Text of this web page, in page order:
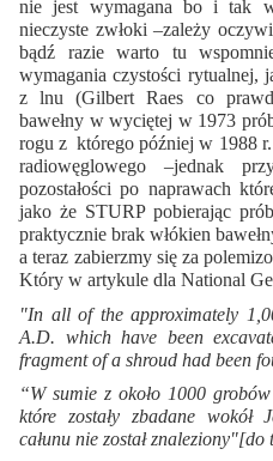
nie jest wymagana bo i tak
nieczyste zwłoki –zależy
bądź razie warto tu
wymagania czystości rytualnej,
z lnu (Gilbert Raes co
bawełny w wyciętej w 1973
rogu z którego później w 1988
radiowęglowego –jednak
pozostałości po naprawach
jako że STURP pobierając
praktycznie brak włókien
a teraz zabierzmy się za
Który w artykule dla National
"In all of the approximately
A.D. which have been
fragment of a shroud had been
“W sumie z około 1000
które zostały zbadane wokół
całunu nie został